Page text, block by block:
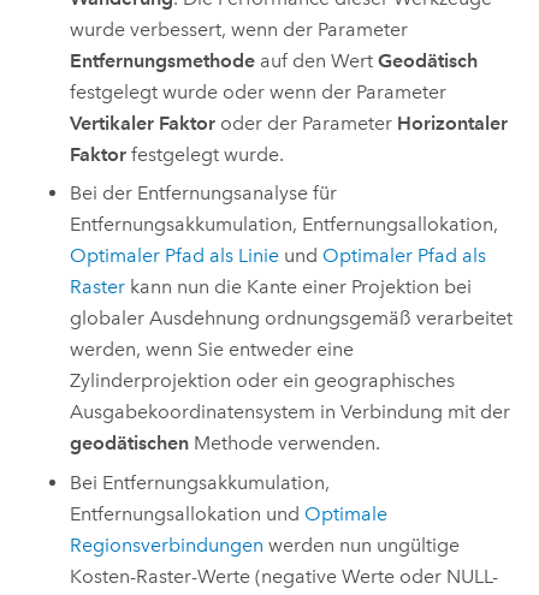
wurde verbessert, wenn der Parameter
Entfernungsmethode auf den WertGeodätisch
festgelegt wurde oder wenn der Parameter
Vertikaler Faktor oder der Parameter Horizontaler
Faktor festgelegt wurde.
Bei der Entfernungsanalyse für
Entfernungsakkumulation, Entfernungsallokation,
Optimaler Pfad als Linie und Optimaler Pfad als
Raster kann nun die Kante einer Projektion bei
globaler Ausdehnung ordnungsgemäß verarbeitet
werden, wenn Sie entweder eine
Zylinderprojektion oder ein geographisches
Ausgabekoordinatensystem in Verbindung mit der
geodätischen Methode verwenden.
Bei Entfernungsakkumulation,
Entfernungsallokation und Optimale
Regionsverbindungen werden nun ungültige
Kosten-Raster-Werte (negative Werte oder NULL-